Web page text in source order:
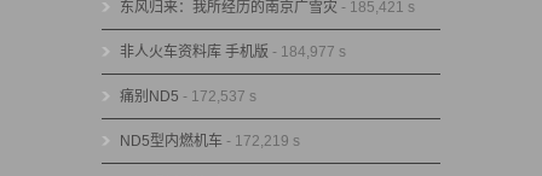
东风归来：我所经历的南京广雪灾 - 185,421 s
非人火车资料库 手机版 - 184,977 s
痛别ND5 - 172,537 s
ND5型内燃机车 - 172,219 s